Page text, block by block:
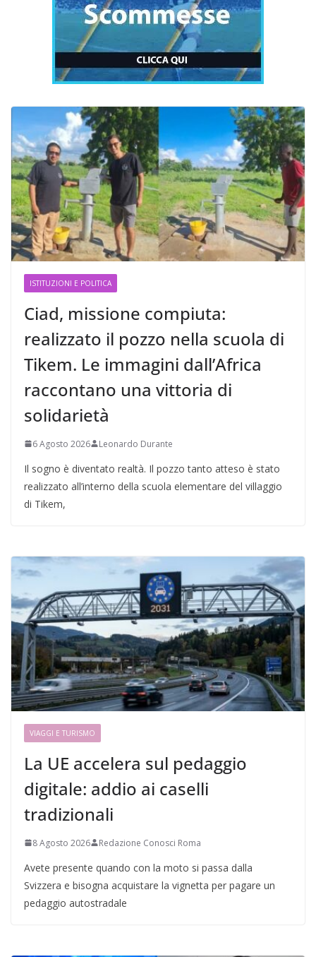
ISTITUZIONI E POLITICA
Ciad, missione compiuta:
realizzato il pozzo nella scuola di
Tikem. Le immagini dall’Africa
raccontano una vittoria di
solidarietà
6 Agosto 2026 Leonardo Durante
Il sogno è diventato realtà. Il pozzo tanto atteso è stato
realizzato all’interno della scuola elementare del villaggio
di Tikem,
VIAGGI E TURISMO
La UE accelera sul pedaggio
digitale: addio ai caselli
tradizionali
8 Agosto 2026 Redazione Conosci Roma
Avete presente quando con la moto si passa dalla
Svizzera e bisogna acquistare la vignetta per pagare un
pedaggio autostradale